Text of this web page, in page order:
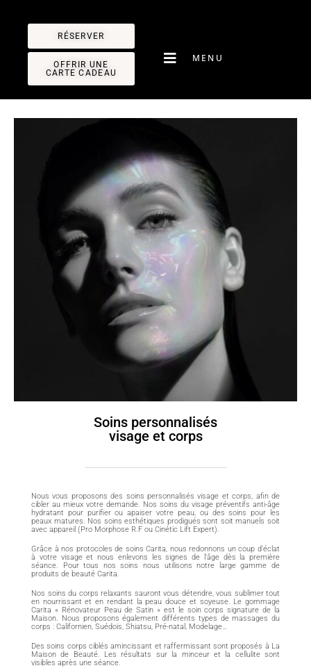
RÉSERVER
OFFRIR UNE
CARTE CADEAU
MENU
Soins personnalisés
visage et corps
Nous vous proposons des soins personnalisés visage et corps, afin de
cibler au mieux votre demande. Nos soins du visage préventifs anti-âge
hydratant pour purifier ou apaiser votre peau, ou des soins pour les
peaux matures. Nos soins esthétiques prodigués sont soit manuels soit
avec appareil (Pro Morphose R.F ou Cinétic Lift Expert).
Grâce à nos protocoles de soins Carita, nous redonnons un coup d’éclat
à votre visage et nous enlevons les signes de l’âge dès la première
séance. Pour tous nos soins nous utilisons notre large gamme de
produits de beauté Carita.
Nos soins du corps relaxants sauront vous détendre, vous sublimer tout
en nourrissant et en rendant la peau douce et soyeuse. Le gommage
Carita « Rénovateur Peau de Satin » est le soin corps signature de la
Maison. Nous proposons également différents types de massages du
corps : Californien, Suédois, Shiatsu, Pré-natal, Modelage…
Des soins corps ciblés amincissant et raffermissant sont proposés à La
Maison de Beauté. Les résultats sur la minceur et la cellulite sont
visibles après une séance.